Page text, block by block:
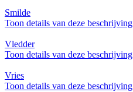
Smilde
Toon details van deze beschrijving
Vledder
Toon details van deze beschrijving
Vries
Toon details van deze beschrijving